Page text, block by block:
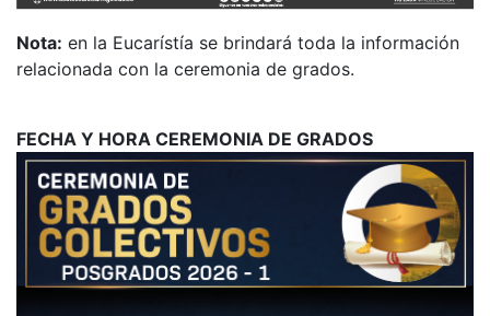
Nota: en la Eucarístía se brindará toda la información
relacionada con la ceremonia de grados.
FECHA Y HORA CEREMONIA DE GRADOS